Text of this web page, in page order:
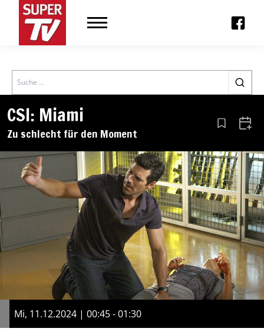
Search
CSI: Miami
Zu schlecht für den Moment Aus den
Mi, 11.12.2024 | 00:45 - 01:30